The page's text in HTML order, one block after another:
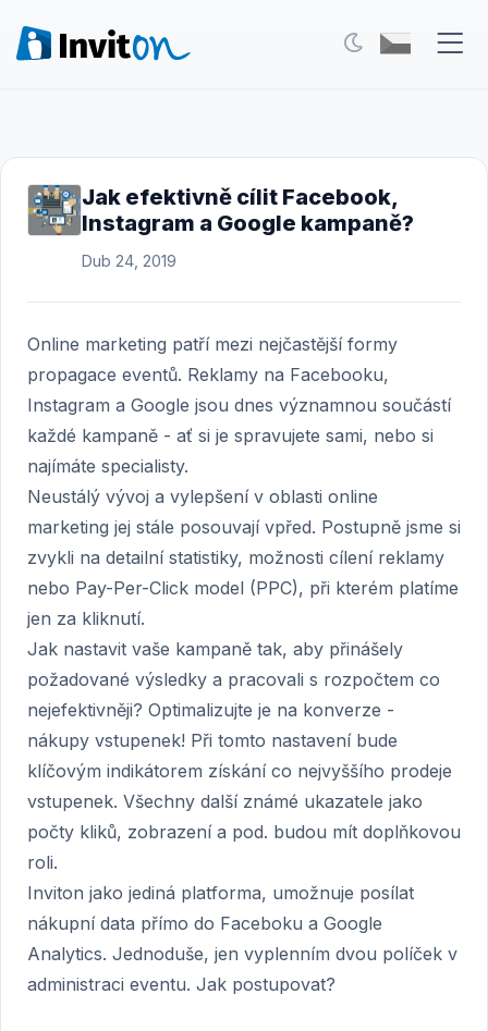
Blog
Akce
Přepnout na tmavý režim
Přihlášení
Jak efektivně cílit Facebook,
Instagram a Google kampaně?
Dub 24, 2019
Online marketing patří mezi nejčastější formy
propagace eventů. Reklamy na Facebooku,
Instagram a Google jsou dnes významnou součástí
každé kampaně - ať si je spravujete sami, nebo si
najímáte specialisty.
Neustálý vývoj a vylepšení v oblasti online
marketing jej stále posouvají vpřed. Postupně jsme si
zvykli na detailní statistiky, možnosti cílení reklamy
nebo Pay-Per-Click model (PPC), při kterém platíme
jen za kliknutí.
Jak nastavit vaše kampaně tak, aby přinášely
požadované výsledky a pracovali s rozpočtem co
nejefektivněji? Optimalizujte je na konverze -
nákupy vstupenek! Při tomto nastavení bude
klíčovým indikátorem získání co nejvyššího prodeje
vstupenek. Všechny další známé ukazatele jako
počty kliků, zobrazení a pod. budou mít doplňkovou
roli.
Inviton jako jediná platforma, umožnuje posílat
nákupní data přímo do Faceboku a Google
Analytics. Jednoduše, jen vyplenním dvou políček v
administraci eventu. Jak postupovat?